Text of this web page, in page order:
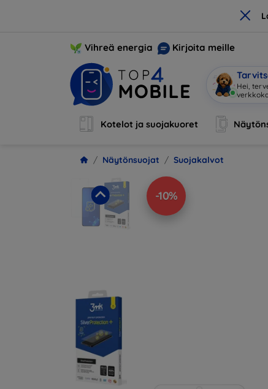
×
Vihreä energia Kirjoita meille
Hei,
Kotelot ja suojakuoret
Näytönsuojat Suojakalvot
-10%